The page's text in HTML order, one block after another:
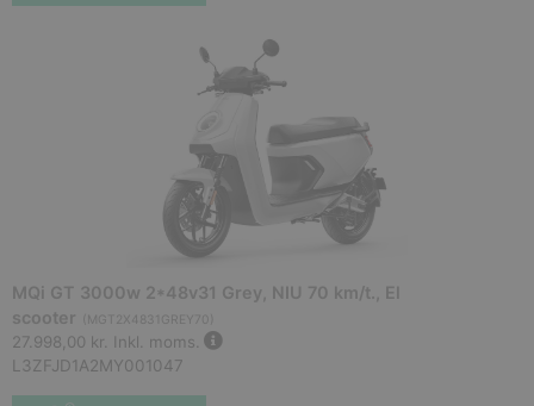
MQi GT 3000w 2*48v31 Grey, NIU 70 km/t., El
scooter
MGT2X4831GREY70
27.998,00 kr. Inkl. moms.
L3ZFJD1A2MY001047